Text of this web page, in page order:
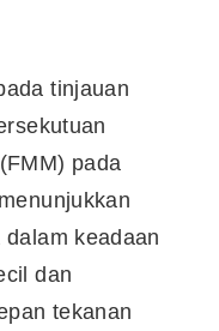
tinjauan
pada
keadaan
dan
tekanan